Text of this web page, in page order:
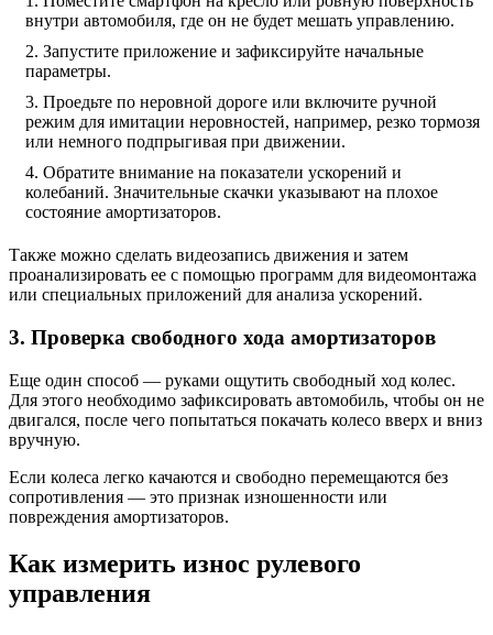
внутри автомобиля, где он не будет мешать управлению.
Запустите приложение и зафиксируйте начальные
параметры.
Проедьте по неровной дороге или включите ручной
режим для имитации неровностей, например, резко тормозя
или немного подпрыгивая при движении.
Обратите внимание на показатели ускорений и
колебаний. Значительные скачки указывают на плохое
состояние амортизаторов.
Также можно сделать видеозапись движения и затем
проанализировать ее с помощью программ для видеомонтажа
или специальных приложений для анализа ускорений.
3. Проверка свободного хода амортизаторов
Еще один способ — руками ощутить свободный ход колес.
Для этого необходимо зафиксировать автомобиль, чтобы он не
двигался, после чего попытаться покачать колесо вверх и вниз
вручную.
Если колеса легко качаются и свободно перемещаются без
сопротивления — это признак изношенности или
повреждения амортизаторов.
Как измерить износ рулевого
управления